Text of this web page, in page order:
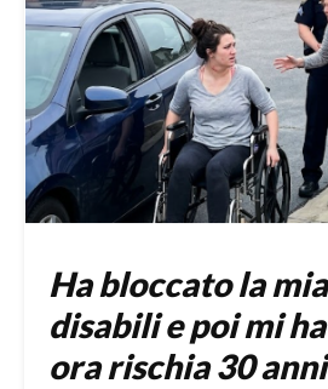
Ha bloccato la
disabili e poi mi
ora rischia 30 anni